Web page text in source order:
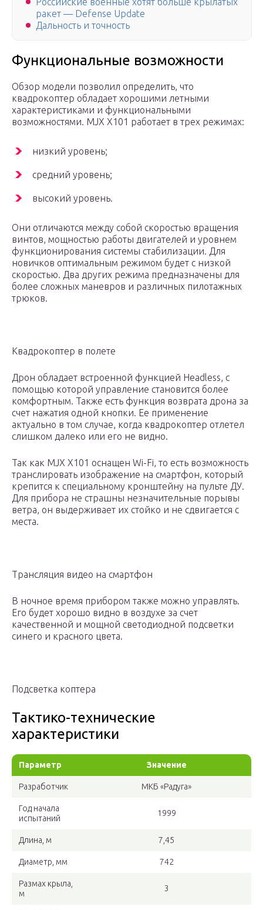
ракет — Defense Update
Дальность и точность
Функциональные возможности
Обзор модели позволил определить, что
квадрокоптер обладает хорошими летными
характеристиками и функциональными
возможностями. MJX X101 работает в трех режимах:
низкий уровень;
средний уровень;
высокий уровень.
Они отличаются между собой скоростью вращения
винтов, мощностью работы двигателей и уровнем
функционирования системы стабилизации. Для
новичков оптимальным режимом будет с низкой
скоростью. Два других режима предназначены для
более сложных маневров и различных пилотажных
трюков.
Квадрокоптер в полете
Дрон обладает встроенной функцией Headless, с
помощью которой управление становится более
комфортным. Также есть функция возврата дрона за
счет нажатия одной кнопки. Ее применение
актуально в том случае, когда квадрокоптер отлетел
слишком далеко или его не видно.
Так как MJX X101 оснащен Wi-Fi, то есть возможность
транслировать изображение на смартфон, который
крепится к специальному кронштейну на пульте ДУ.
Для прибора не страшны незначительные порывы
ветра, он выдерживает их стойко и не сдвигается с
места.
Трансляция видео на смартфон
В ночное время прибором также можно управлять.
Его будет хорошо видно в воздухе за счет
качественной и мощной светодиодной подсветки
синего и красного цвета.
Подсветка коптера
Тактико-технические
характеристики
Параметр Значение
Разработчик МКБ «Радуга»
Год начала
испытаний
1999
Длина, м 7,45
Диаметр, мм 742
Размах крыла,
м
3